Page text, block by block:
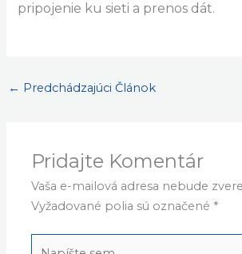
pripojenie ku sieti a prenos dát.
← Predchádzajúci Článok
Pridajte Komentár
Vaša e-mailová adresa nebude
Vyžadované polia sú označené *